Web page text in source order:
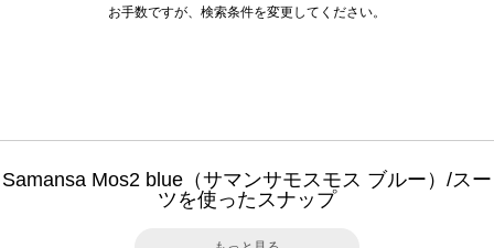
お手数ですが、検索条件を変更してください。
Samansa Mos2 blue（サマンサモスモス ブルー）/スー
ツを使ったスナップ